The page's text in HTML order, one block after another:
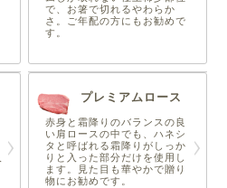
で、お箸で切れるやわらか
さ。ご年配の方にもお勧めで
す。
プレミアムロース
赤身と霜降りのバランスの良
い肩ロースの中でも、ハネシ
タと呼ばれる霜降りがしっか
りと入った部分だけを使用し
ます。見た目も華やかで贈り
物にお勧めです。